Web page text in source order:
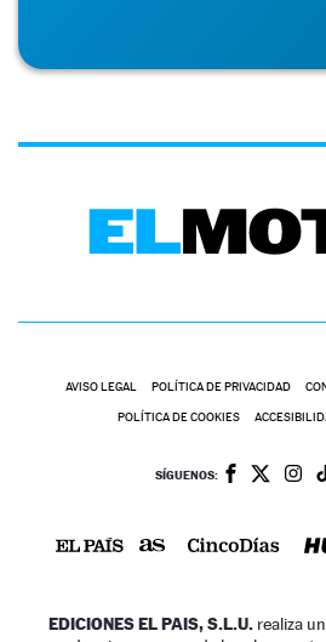
AVISO LEGAL POLÍTICA DE PRIVACIDAD
POLÍTICA DE COOKIES
SÍGUENOS:
EDICIONES EL PAIS, S.L.U. realiza